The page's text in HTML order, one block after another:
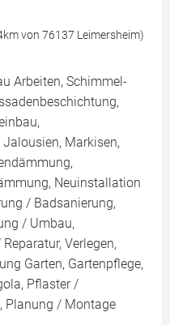
von 76137 Leimersheim)
Arbeiten, Schimmel-
Markisen,
Neuinstallation
/ Badsanierung,
/ Umbau,
Verlegen,
Garten, Gartenpflege,
Pflaster /
Planung / Montage